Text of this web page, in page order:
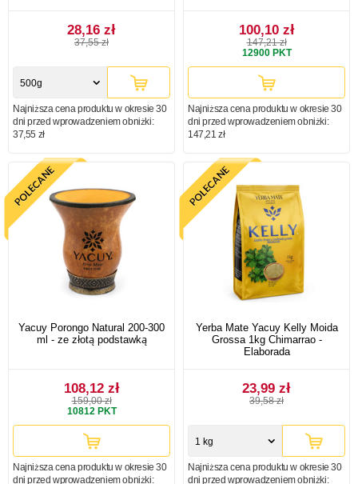
28,16 zł
37,55 zł
500g
Najniższa cena produktu w okresie 30
dni przed wprowadzeniem obniżki:
37,55 zł
100,10 zł
147,21 zł
12900PKT
Najniższa cena produktu w okresie 30
dni przed wprowadzeniem obniżki:
147,21 zł
Yacuy Porongo Natural 200-300
ml - ze złotą podstawką
108,12 zł
159,00 zł
10812PKT
Najniższa cena produktu w okresie 30
dni przed wprowadzeniem obniżki:
Yerba Mate Yacuy Kelly Moida
Grossa 1kg Chimarrao -
Elaborada
23,99 zł
39,58 zł
1 kg
Najniższa cena produktu w okresie 30
dni przed wprowadzeniem obniżki: